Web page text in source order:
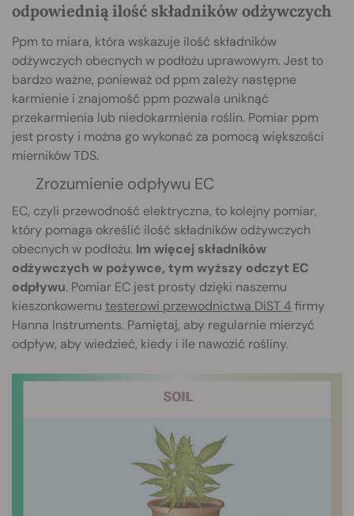
odpowiednią ilość składników odżywczych
Ppm to miara, która wskazuje ilość składników
odżywczych obecnych w podłożu uprawowym. Jest to
bardzo ważne, ponieważ od ppm zależy następne
karmienie i znajomość ppm pozwala uniknąć
przekarmienia lub niedokarmienia roślin. Pomiar ppm
jest prosty i można go wykonać za pomocą większości
mierników TDS.
Zrozumienie odpływu EC
EC, czyli przewodność elektryczna, to kolejny pomiar,
który pomaga określić ilość składników odżywczych
obecnych w podłożu. Im więcej składników
odżywczych w pożywce, tym wyższy odczyt EC
odpływu. Pomiar EC jest prosty dzięki naszemu
kieszonkowemu testerowi przewodnictwa DiST 4 firmy
Hanna Instruments. Pamiętaj, aby regularnie mierzyć
odpływ, aby wiedzieć, kiedy i ile nawozić rośliny.